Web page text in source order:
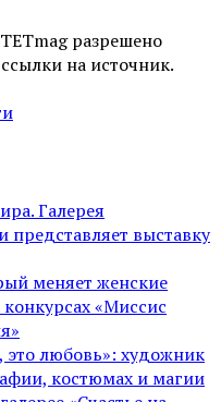
разрешено
на источник.
Галерея
представляет выставку
меняет женские
«Миссис
это любовь»: художник
костюмах и магии